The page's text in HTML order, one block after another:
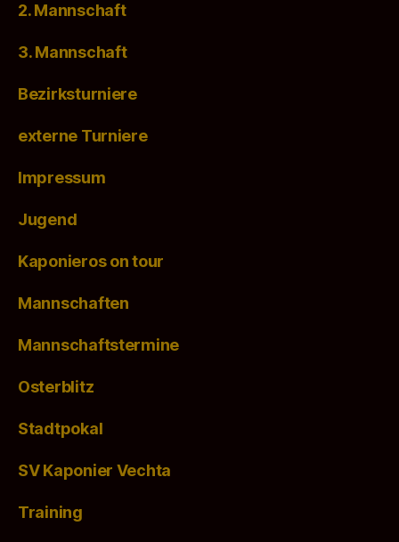
2. Mannschaft
3. Mannschaft
Bezirksturniere
externe Turniere
Impressum
Jugend
Kaponieros on tour
Mannschaften
Mannschaftstermine
Osterblitz
Stadtpokal
SV Kaponier Vechta
Training